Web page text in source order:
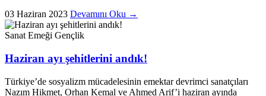
03 Haziran 2023 Devamını Oku →
Sanat Emeği Gençlik
Haziran ayı şehitlerini andık!
Türkiye’de sosyalizm mücadelesinin emektar devrimci sanatçıları
Nazım Hikmet, Orhan Kemal ve Ahmed Arif’i haziran ayında